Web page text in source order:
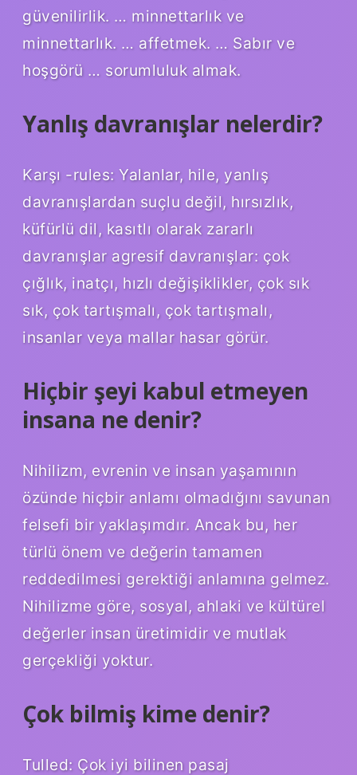
güvenilirlik. … minnettarlık ve
minnettarlık. … affetmek. … Sabır ve
hoşgörü … sorumluluk almak.
Yanlış davranışlar nelerdir?
Karşı -rules: Yalanlar, hile, yanlış
davranışlardan suçlu değil, hırsızlık,
küfürlü dil, kasıtlı olarak zararlı
davranışlar agresif davranışlar: çok
çığlık, inatçı, hızlı değişiklikler, çok sık
sık, çok tartışmalı, çok tartışmalı,
insanlar veya mallar hasar görür.
Hiçbir şeyi kabul etmeyen
insana ne denir?
Nihilizm, evrenin ve insan yaşamının
özünde hiçbir anlamı olmadığını savunan
felsefi bir yaklaşımdır. Ancak bu, her
türlü önem ve değerin tamamen
reddedilmesi gerektiği anlamına gelmez.
Nihilizme göre, sosyal, ahlaki ve kültürel
değerler insan üretimidir ve mutlak
gerçekliği yoktur.
Çok bilmiş kime denir?
Tulled: Çok iyi bilinen pasaj